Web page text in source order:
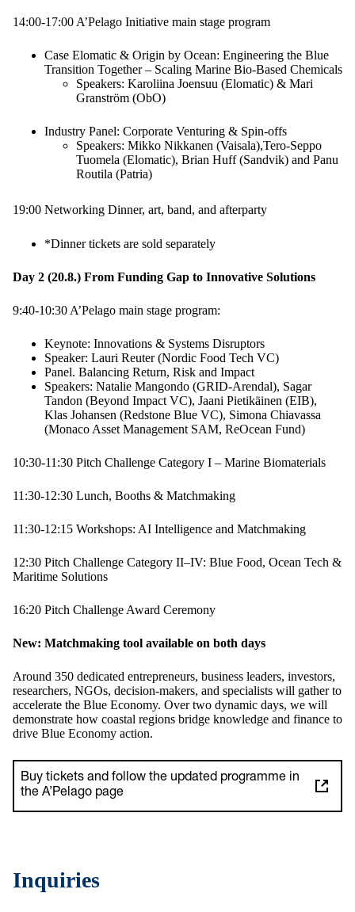
14:00-17:00 A’Pelago Initiative main stage program
Case Elomatic & Origin by Ocean: Engineering the Blue
Transition Together – Scaling Marine Bio-Based Chemicals
Speakers: Karoliina Joensuu (Elomatic) & Mari
Granström (ObO)
Industry Panel: Corporate Venturing & Spin-offs
Speakers: Mikko Nikkanen (Vaisala),Tero-Seppo
Tuomela (Elomatic), Brian Huff (Sandvik) and Panu
Routila (Patria)
19:00 Networking Dinner, art, band, and afterparty
*Dinner tickets are sold separately
Day 2 (20.8.) From Funding Gap to Innovative Solutions
9:40-10:30 A’Pelago main stage program:
Keynote: Innovations & Systems Disruptors
Speaker: Lauri Reuter (Nordic Food Tech VC)
Panel. Balancing Return, Risk and Impact
Speakers: Natalie Mangondo (GRID-Arendal), Sagar
Tandon (Beyond Impact VC), Jaani Pietikäinen (EIB),
Klas Johansen (Redstone Blue VC), Simona Chiavassa
(Monaco Asset Management SAM, ReOcean Fund)
10:30-11:30 Pitch Challenge Category I – Marine Biomaterials
11:30-12:30 Lunch, Booths & Matchmaking
11:30-12:15 Workshops: AI Intelligence and Matchmaking
12:30 Pitch Challenge Category II–IV: Blue Food, Ocean Tech &
Maritime Solutions
16:20 Pitch Challenge Award Ceremony
New: Matchmaking tool available on both days
Around 350 dedicated entrepreneurs, business leaders, investors,
researchers, NGOs, decision-makers, and specialists will gather to
accelerate the Blue Economy. Over two dynamic days, we will
demonstrate how coastal regions bridge knowledge and finance to
drive Blue Economy action.
Buy tickets and follow the updated programme in
the A’Pelago page
Inquiries